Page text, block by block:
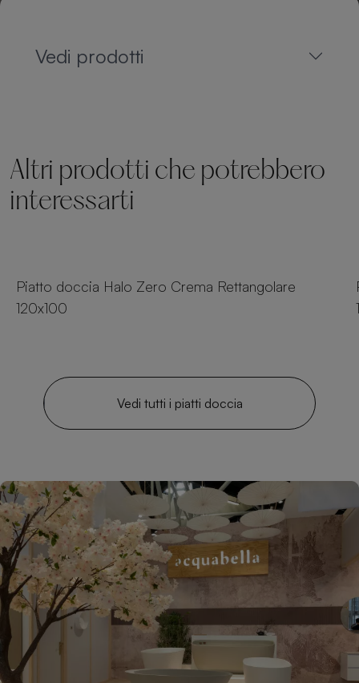
Vedi prodotti
Altri prodotti che potrebbero
interessarti
Piatto doccia Halo Zero Crema Rettangolare
120x100
Vedi tutti i piatti doccia